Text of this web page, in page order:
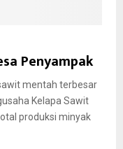
Penyampak
mentah terbesar
Kelapa Sawit
produksi minyak